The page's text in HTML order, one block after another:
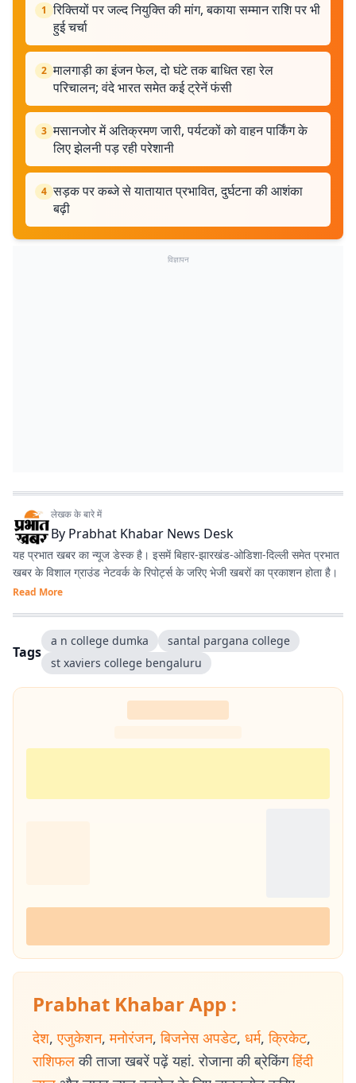
1 रिक्तियों पर जल्द नियुक्ति की मांग, बकाया सम्मान राशि पर भी
हुई चर्चा
2 मालगाड़ी का इंजन फेल, दो घंटे तक बाधित रहा रेल
परिचालन; वंदे भारत समेत कई ट्रेनें फंसी
3 मसानजोर में अतिक्रमण जारी, पर्यटकों को वाहन पार्किंग के
लिए झेलनी पड़ रही परेशानी
4 सड़क पर कब्जे से यातायात प्रभावित, दुर्घटना की आशंका
बढ़ी
विज्ञापन
लेखक के बारे में
By Prabhat Khabar News Desk
यह प्रभात खबर का न्यूज डेस्क है। इसमें बिहार-झारखंड-ओडिशा-दिल्‍ली समेत प्रभात
खबर के विशाल ग्राउंड नेटवर्क के रिपोर्ट्स के जरिए भेजी खबरों का प्रकाशन होता है।
Read More
Tags
a n college dumka
santal pargana college
st xaviers college bengaluru
Prabhat Khabar App :
देश, एजुकेशन, मनोरंजन, बिजनेस अपडेट, धर्म, क्रिकेट,
राशिफल की ताजा खबरें पढ़ें यहां. रोजाना की ब्रेकिंग हिंदी